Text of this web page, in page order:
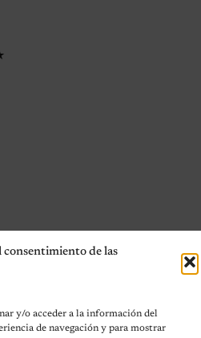
consentimiento de las
y/o acceder a la información del
de navegación y para mostrar
de Mascotas